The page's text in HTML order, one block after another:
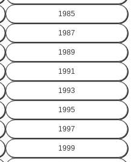
1985
1987
1989
1991
1993
1995
1997
1999